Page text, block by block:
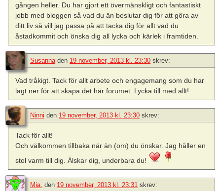
gången heller. Du har gjort ett övermänskligt och fantastiskt
jobb med bloggen så vad du än beslutar dig för att göra av
ditt liv så vill jag passa på att tacka dig för allt vad du
åstadkommit och önska dig all lycka och kärlek i framtiden.
Susanna den 19 november, 2013 kl. 23:30 skrev:
Vad tråkigt. Tack för allt arbete och engagemang som du har
lagt ner för att skapa det här forumet. Lycka till med allt!
Ninni den 19 november, 2013 kl. 23:30 skrev:
Tack för allt!
Och välkommen tillbaka när än (om) du önskar. Jag håller en
stol varm till dig. Älskar dig, underbara du!
Mia. den 19 november, 2013 kl. 23:31 skrev: